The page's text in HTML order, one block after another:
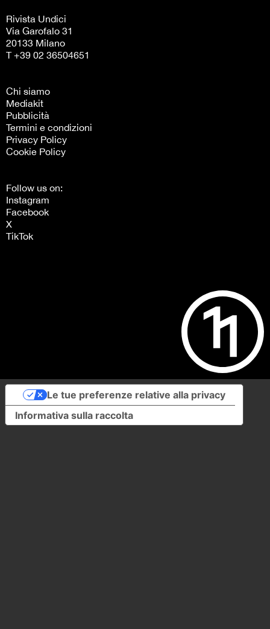
Rivista Undici
Via Garofalo 31
20133 Milano
T +39 02 36504651
Chi siamo
Mediakit
Pubblicità
Termini e condizioni
Privacy Policy
Cookie Policy
Follow us on:
Instagram
Facebook
X
TikTok
Informativa sulla raccolta
Le tue preferenze relative alla privacy